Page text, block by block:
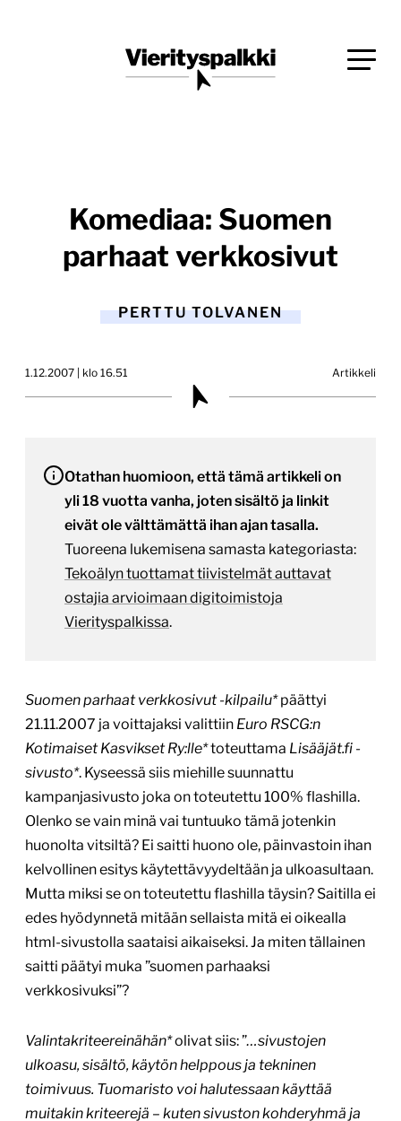
Vierityspalkki.fi
Komediaa: Suomen
parhaat verkkosivut
PERTTU TOLVANEN
1.12.2007 | klo 16.51 Artikkeli
Otathan huomioon, että tämä artikkeli on
yli 18 vuotta vanha, joten sisältö ja linkit
eivät ole välttämättä ihan ajan tasalla.
Tuoreena lukemisena samasta kategoriasta:
Tekoälyn tuottamat tiivistelmät auttavat
ostajia arvioimaan digitoimistoja
Vierityspalkissa.
Suomen parhaat verkkosivut -kilpailu*päättyi
21.11.2007 ja voittajaksi valittiin Euro RSCG:n
Kotimaiset Kasvikset Ry:lle*toteuttama Lisääjät.fi -
sivusto*. Kyseessä siis miehille suunnattu
kampanjasivusto joka on toteutettu 100% flashilla.
Olenko se vain minä vai tuntuuko tämä jotenkin
huonolta vitsiltä? Ei saitti huono ole, päinvastoin ihan
kelvollinen esitys käytettävyydeltään ja ulkoasultaan.
Mutta miksi se on toteutettu flashilla täysin? Saitilla ei
edes hyödynnetä mitään sellaista mitä ei oikealla
html-sivustolla saataisi aikaiseksi. Ja miten tällainen
saitti päätyi muka ”suomen parhaaksi
verkkosivuksi”?
Valintakriteereinähän*olivat siis: ”…sivustojen
ulkoasu, sisältö, käytön helppous ja tekninen
toimivuus. Tuomaristo voi halutessaan käyttää
muitakin kriteerejä – kuten sivuston kohderyhmä ja